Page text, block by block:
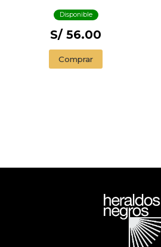
Disponible
S/ 56.00
Comprar